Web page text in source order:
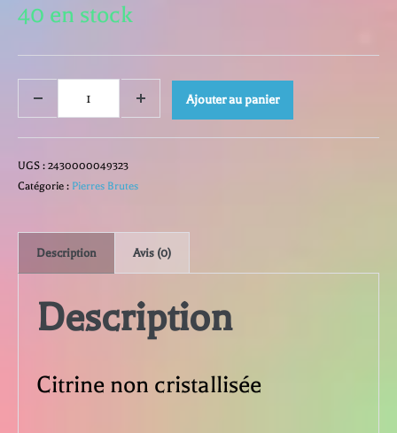
40 en stock
quantité
de
Citrine
non
cristallisée
Ajouter au panier
UGS : 2430000049323
Catégorie : Pierres Brutes
Description Avis (0)
Description
Citrine non cristallisée